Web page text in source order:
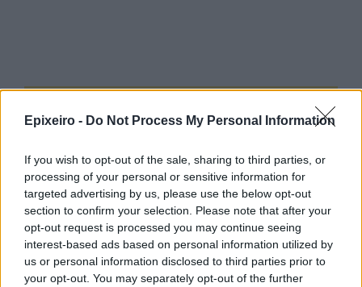
Epixeiro - Do Not Process My Personal Information
If you wish to opt-out of the sale, sharing to third parties, or
processing of your personal or sensitive information for
targeted advertising by us, please use the below opt-out
section to confirm your selection. Please note that after your
opt-out request is processed you may continue seeing
interest-based ads based on personal information utilized by
us or personal information disclosed to third parties prior to
your opt-out. You may separately opt-out of the further
και μάθετε πρώτοι όλα τα επιχειρηματικά νέα
Δείτε όλες τις τελευταίες επιχειρηματικές
Ειδήσειςαπό την Ελλάδα και τον κόσμο στο